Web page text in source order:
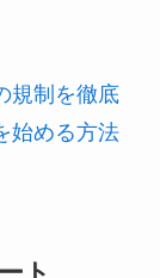
規制を徹底
始める方法